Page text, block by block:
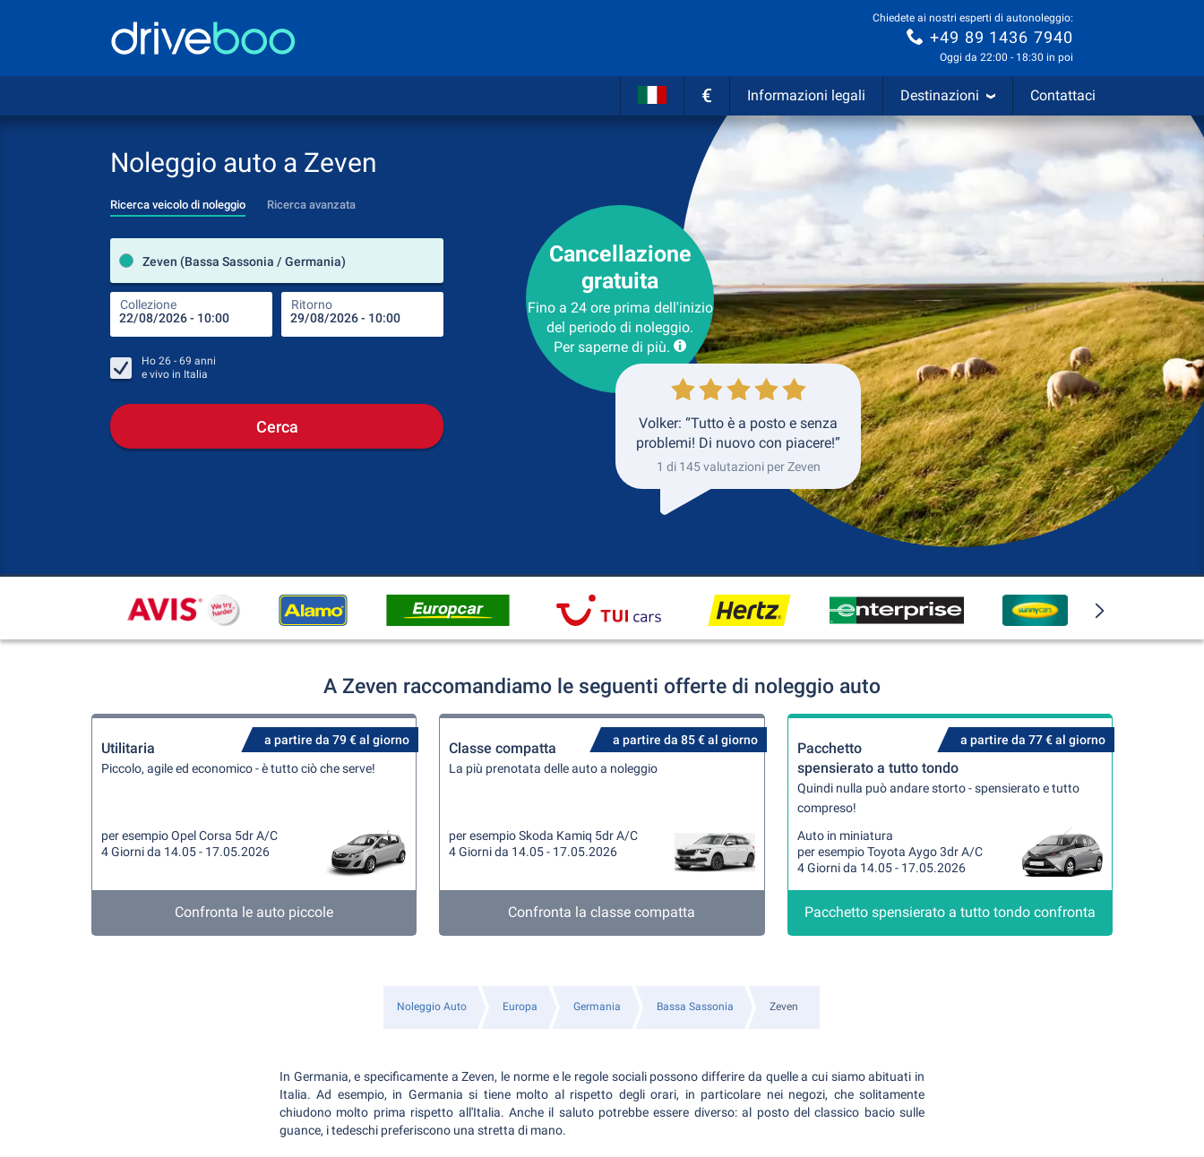
Chiedete ai nostri esperti di autonoleggio:
+49 89 1436 7940
Oggi da 22:00 - 18:30 in poi
€ Informazioni legali Destinazioni Contattaci
Noleggio auto a Zeven
Ricerca veicolo di noleggio Ricerca avanzata
Zeven (Bassa Sassonia / Germania)
Collezione Ritorno
Luogo del noleggio
Luogo di ritorno
Ritorno
Ho 26 - 69 anni
e vivo in Italia
Cerca
Cancellazione
gratuita
Fino a 24 ore prima dell'inizio
del periodo di noleggio.
Per saperne di più.
Volker: “Tutto è a posto e senza
problemi! Di nuovo con piacere!”
1 di 145 valutazioni per Zeven
A Zeven raccomandiamo le seguenti offerte di noleggio auto
a partire da 79 € al giorno
Utilitaria
Piccolo, agile ed economico - è tutto ciò che serve!
per esempio Opel Corsa 5dr A/C
4 Giorni da 14.05 - 17.05.2026
Confronta le auto piccole
a partire da 85 € al giorno
Classe compatta
La più prenotata delle auto a noleggio
per esempio Skoda Kamiq 5dr A/C
4 Giorni da 14.05 - 17.05.2026
Confronta la classe compatta
a partire da 77 € al giorno
Pacchetto
spensierato a tutto tondo
Quindi nulla può andare storto - spensierato e tutto
compreso!
Auto in miniatura
per esempio Toyota Aygo 3dr A/C
4 Giorni da 14.05 - 17.05.2026
Pacchetto spensierato a tutto tondo confronta
Noleggio Auto Europa Germania Bassa Sassonia Zeven
In Germania, e specificamente a Zeven, le norme e le regole sociali possono differire da quelle a cui siamo abituati in
Italia. Ad esempio, in Germania si tiene molto al rispetto degli orari, in particolare nei negozi, che solitamente
chiudono molto prima rispetto all'Italia. Anche il saluto potrebbe essere diverso: al posto del classico bacio sulle
guance, i tedeschi preferiscono una stretta di mano.